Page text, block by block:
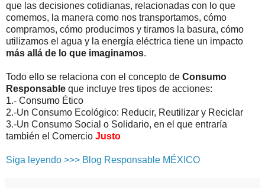
que las decisiones cotidianas, relacionadas con lo que
comemos, la manera como nos transportamos, cómo
compramos, cómo producimos y tiramos la basura, cómo
utilizamos el agua y la energía eléctrica tiene un impacto
más allá de lo que imaginamos.
Todo ello se relaciona con el concepto de Consumo
Responsable que incluye tres tipos de acciones:
1.- Consumo Ético
2.-Un Consumo Ecológico: Reducir, Reutilizar y Reciclar
3.-Un Consumo Social o Solidario, en el que entraría
también el Comercio Justo
Siga leyendo >>> Blog Responsable MÉXICO